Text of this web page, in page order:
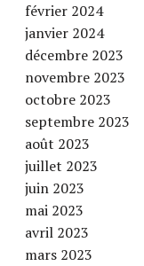
février 2024
janvier 2024
décembre 2023
novembre 2023
octobre 2023
septembre 2023
août 2023
juillet 2023
juin 2023
mai 2023
avril 2023
mars 2023